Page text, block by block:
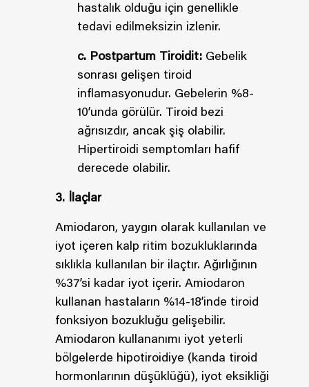
hastalık olduğu için genellikle
tedavi edilmeksizin izlenir.
c. Postpartum Tiroidit: Gebelik
sonrası gelişen tiroid
inflamasyonudur. Gebelerin %8-
10’unda görülür. Tiroid bezi
ağrısızdır, ancak şiş olabilir.
Hipertiroidi semptomları hafif
derecede olabilir.
3. İlaçlar
Amiodaron, yaygın olarak kullanılan ve
iyot içeren kalp ritim bozukluklarında
sıklıkla kullanılan bir ilaçtır. Ağırlığının
%37’si kadar iyot içerir. Amiodaron
kullanan hastaların %14-18’inde tiroid
fonksiyon bozukluğu gelişebilir.
Amiodaron kullananımı iyot yeterli
bölgelerde hipotiroidiye (kanda tiroid
hormonlarının düşüklüğü), iyot eksikliği